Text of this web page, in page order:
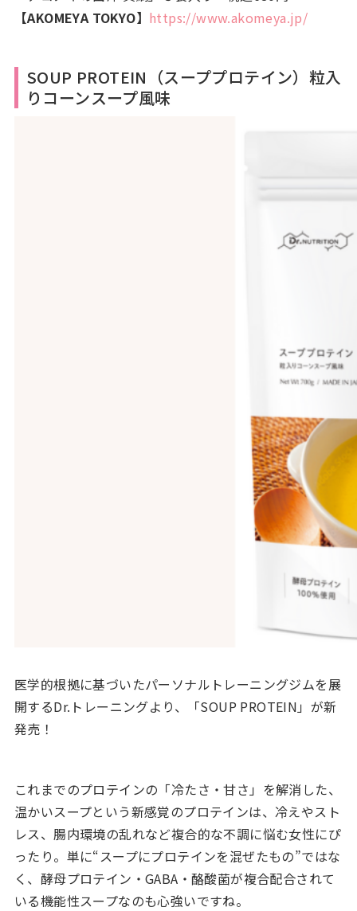
【AKOMEYA TOKYO】 https://www.akomeya.jp/
SOUP PROTEIN（スーププロテイン）粒入
りコーンスープ風味
医学的根拠に基づいたパーソナルトレーニングジムを展
開するDr.トレーニングより、「SOUP PROTEIN」が新
発売！
これまでのプロテインの「冷たさ・甘さ」を解消した、
温かいスープという新感覚のプロテインは、冷えやスト
レス、腸内環境の乱れなど複合的な不調に悩む女性にぴ
ったり。単に“スープにプロテインを混ぜたもの”ではな
く、酵母プロテイン・GABA・酪酸菌が複合配合されて
いる機能性スープなのも心強いですね。